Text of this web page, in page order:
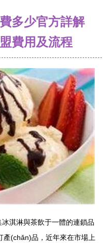
多少官方詳解
費用及流程
淇淋與茶飲于一體的連鎖品
產(chǎn)品，近年來在市場上